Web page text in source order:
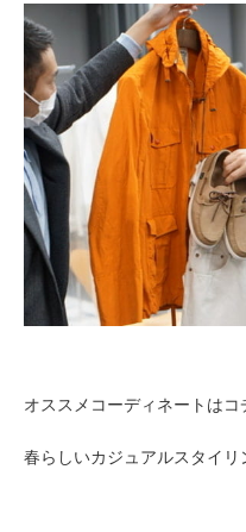
オススメコーディネートはコ
春らしいカジュアルスタイリ